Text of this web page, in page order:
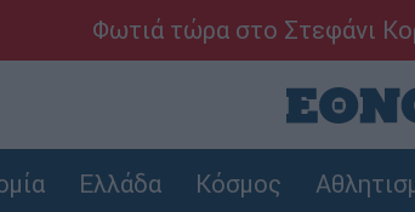
Φωτιά τώρα στο Στεφάνι
Ελλάδα Κόσμος